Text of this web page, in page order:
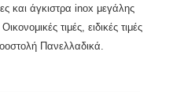
και άγκιστρα inox μεγάλης
τιμές, ειδικές τιμές
Πανελλαδικά.